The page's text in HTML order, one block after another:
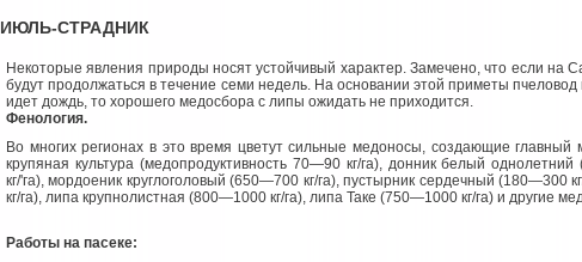
ИЮЛЬ-СТРАДНИК
Некоторые явления природы носят устойчивый характер. Замечено, что если на
будут продолжаться в течение семи недель. На основании этой приметы
идет дождь, то хорошего медосбора с липы ожидать не приходится.
Фенология.
Во многих регионах в это время цветут сильные медоносы, создающие
крупяная культура (медопродуктивность 70—90 кг/га), донник белый
кг/'га), мордоеник круглоголовый (650—700 кг/га), пустырник сердечный (180—300
кг/га), липа крупнолистная (800—1000 кг/га), липа Таке (750—1000 кг/га) и другие
Работы на пасеке: